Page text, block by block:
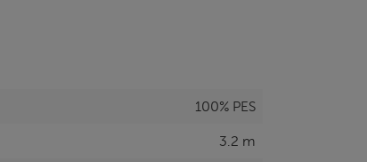
100% PES
3.2 m